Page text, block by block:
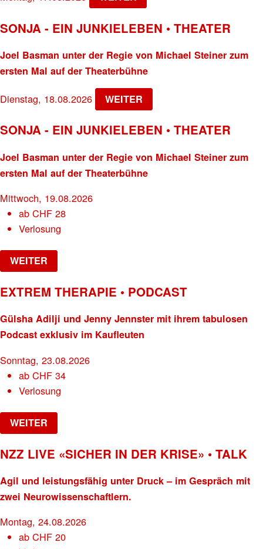
SONJA - EIN JUNKIELEBEN • THEATER
Joel Basman unter der Regie von Michael Steiner zum
ersten Mal auf der Theaterbühne
Dienstag, 18.08.2026 WEITER
SONJA - EIN JUNKIELEBEN • THEATER
Joel Basman unter der Regie von Michael Steiner zum
ersten Mal auf der Theaterbühne
Mittwoch, 19.08.2026
abCHF 28
Verlosung
WEITER
EXTREM THERAPIE • PODCAST
Gülsha Adilji und Jenny Jennster mit ihrem tabulosen
Podcast exklusiv im Kaufleuten
Sonntag, 23.08.2026
abCHF 34
Verlosung
WEITER
NZZ LIVE «SICHER IN DER KRISE» • TALK
Agil und leistungsfähig unter Druck – im Gespräch mit
zwei Neurowissenschaftlern.
Montag, 24.08.2026
abCHF 20